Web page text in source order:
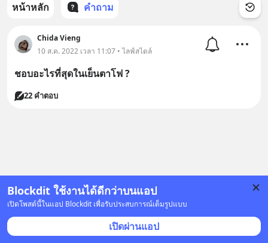
Blockdit ใช้งานได้ดีกว่าบนแอป
เปิดโพสต์นี้ในแอป Blockdit เพื่อรับประสบการณ์เต็มรูปแบบ
เปิดผ่านแอป
หน้าหลัก คำถาม
Chida Vieng
10 ส.ค. 2022 เวลา 11:07 • ไลฟ์สไตล์
ชอบอะไรที่สุดในเย็นตาโฟ ?
22 คำตอบ